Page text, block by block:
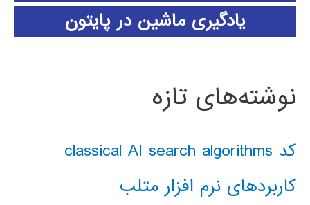
یادگیری ماشین در پایتون
نوشته‌های تازه
کد classical AI search algorithms
کاربردهای نرم افزار متلب